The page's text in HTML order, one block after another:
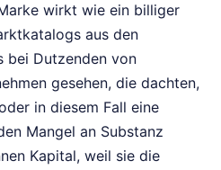
wirkt wie ein billiger
aus den
bei Dutzenden von
gesehen, die dachten,
in diesem Fall eine
Mangel an Substanz
Kapital, weil sie die